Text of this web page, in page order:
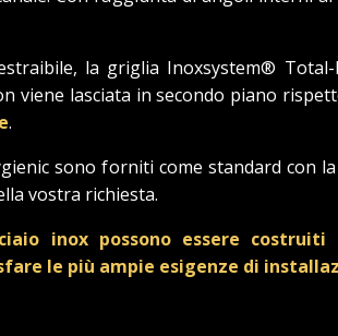
la griglia Inoxsystem®
viene lasciata in secondo piano
.
sono forniti come standard con
vostra richiesta.
inox possono essere
le più ampie esigenze di